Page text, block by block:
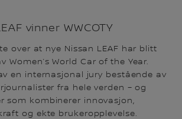
vinner WWCOTY
over at nye Nissan LEAF har blitt
Women’s World Car of the Year.
en internasjonal jury bestående av
fra hele verden – og
som kombinerer innovasjon,
og ekte brukeropplevelse.